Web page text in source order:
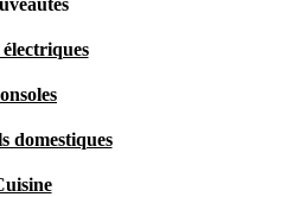
domestiques